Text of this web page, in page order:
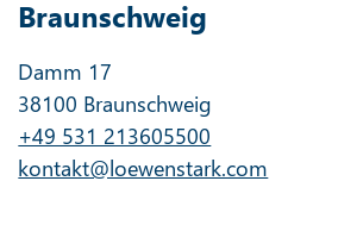
Braunschweig
Damm 17
38100 Braunschweig
+49 531 213605500
kontakt@loewenstark.com